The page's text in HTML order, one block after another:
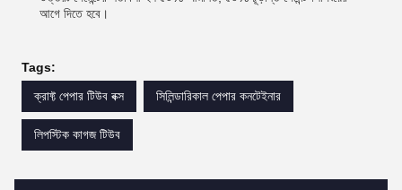
আগে দিতে হবে।
Tags:
ক্রাফ্ট পেপার টিউব বক্স
সিলিন্ডারিকাল পেপার কনটেইনার
লিপস্টিক কাগজ টিউব